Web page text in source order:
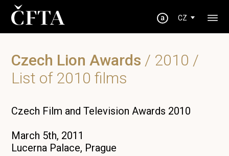
CZ
Czech Lion Awards / 2010 /
List of 2010 films
Czech Film and Television Awards 2010
March 5th, 2011
Lucerna Palace, Prague